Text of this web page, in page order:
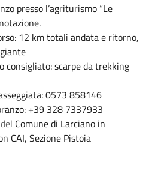
presso l’agriturismo “Le
12 km totali andata e ritorno,
consigliato: scarpe da trekking
0573 858146
+39 328 7337933
Comune di Larciano in
CAI, Sezione Pistoia